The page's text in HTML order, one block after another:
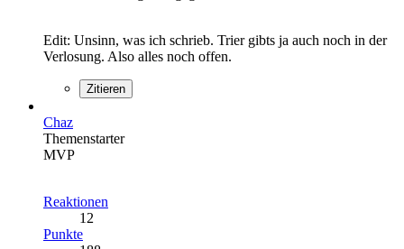
Edit: Unsinn, was ich schrieb. Trier gibts ja auch noch in der
Verlosung. Also alles noch offen.
Zitieren
Chaz
Themenstarter
MVP
Reaktionen
12
Punkte